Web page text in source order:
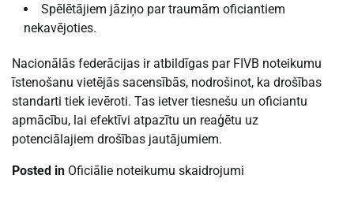
Spēlētājiem jāziņo par traumām oficiantiem
nekavējoties.
Nacionālās federācijas ir atbildīgas par FIVB noteikumu
īstenošanu vietējās sacensībās, nodrošinot, ka drošības
standarti tiek ievēroti. Tas ietver tiesnešu un oficiantu
apmācību, lai efektīvi atpazītu un reaģētu uz
potenciālajiem drošības jautājumiem.
Posted in Oficiālie noteikumu skaidrojumi